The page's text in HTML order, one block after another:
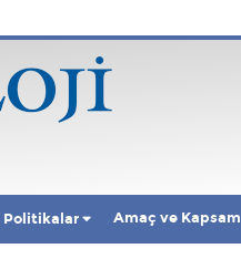
Politikalar Amaç ve Kapsam